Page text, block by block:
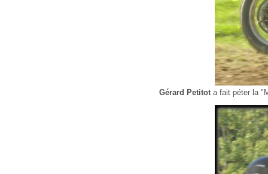
Gérard Petitota fait péter la